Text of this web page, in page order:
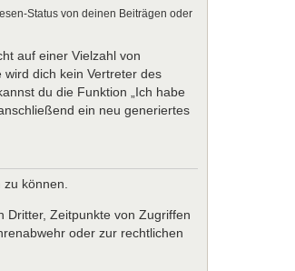
Status von deinen Beiträgen oder
auf einer Vielzahl von
dich kein Vertreter des
du die Funktion „Ich habe
ein neu generiertes
können.
Dritter, Zeitpunkte von Zugriffen
oder zur rechtlichen